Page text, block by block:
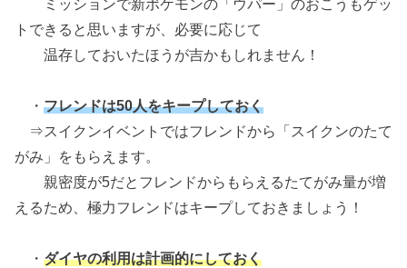
ミッションで新ポケモンの「ウパー」のおこうもゲッ
トできると思いますが、必要に応じて
温存しておいたほうが吉かもしれません！
・ フレンドは50人をキープしておく
⇒スイクンイベントではフレンドから「スイクンのたて
がみ」をもらえます。
親密度が5だとフレンドからもらえるたてがみ量が増
えるため、極力フレンドはキープしておきましょう！
・ ダイヤの利用は計画的にしておく